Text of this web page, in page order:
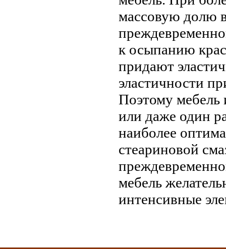
массовую долю
к осыпанию
придают
эластичности
Поэтому мебель
или даже один
наиболее
стеариновой
мебель
интенсивные